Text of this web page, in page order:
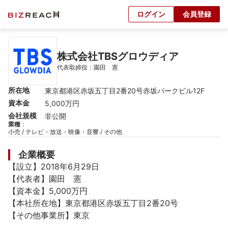
ログイン 会員登録
株式会社TBSグロウディア
代表取締役：園田　憲
所在地
東京都港区赤坂五丁目2番20号赤坂パークビル12F
資本金
5,000万円
会社規模
非公開
業種 ：
小売 / テレビ・放送・映像・音響 / その他
企業概要
【設立】2018年6月29日
【代表者】園田　憲
【資本金】5,000万円
【本社所在地】東京都港区赤坂五丁目2番20号
【その他事業所】東京